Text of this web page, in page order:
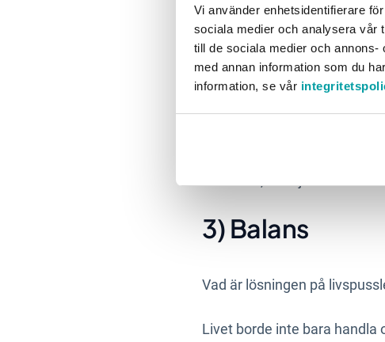
Vi använder enhetsidentifierare
sociala medier och analysera vår
till de sociala medier och
med annan information som du
information, se vår
dessutom ofta till att vi
träning, och socialt
För att undvika detta,
hållbarhet, hälsa och
eller kanske be någon
3) Balans
Vad är lösningen på
Livet borde inte bara handla